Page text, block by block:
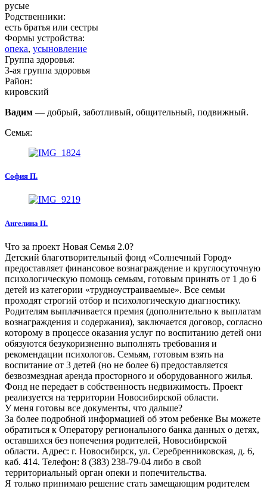
русые
Родственники:
есть братья или сестры
Формы устройства:
опека, усыновление
Группа здоровья:
3-ая группа здоровья
Район:
кировский
Вадим — добрый, заботливый, общительный, подвижный.
Семья:
София П.
Ангелина П.
Что за проект Новая Семья 2.0?
Детский благотворительный фонд «Солнечный Город»
предоставляет финансовое вознаграждение и круглосуточную
психологическую помощь семьям, готовым принять от 1 до 6
детей из категории «трудноустраиваемые». Все семьи
проходят строгий отбор и психологическую диагностику.
Родителям выплачивается премия (дополнительно к выплатам
вознаграждения и содержания), заключается договор, согласно
которому в процессе оказания услуг по воспитанию детей они
обязуются безукоризненно выполнять требования и
рекомендации психологов. Семьям, готовым взять на
воспитание от 3 детей (но не более 6) предоставляется
безвозмездная аренда просторного и оборудованного жилья.
Фонд не передает в собственность недвижимость. Проект
реализуется на территории Новосибирской области.
У меня готовы все документы, что дальше?
За более подробной информацией об этом ребенке Вы можете
обратиться к Оператору регионального банка данных о детях,
оставшихся без попечения родителей, Новосибирской
области. Адрес: г. Новосибирск, ул. Серебренниковская, д. 6,
каб. 414. Телефон: 8 (383) 238-79-04 либо в свой
территориальный орган опеки и попечительства.
Я только принимаю решение стать замещающим родителем